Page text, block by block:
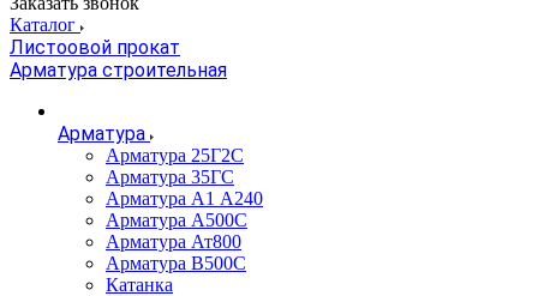
Каталог
Листоовой прокат
Арматура строительная
Арматура
Арматура 25Г2С
Арматура 35ГС
Арматура А1 А240
Арматура А500С
Арматура Ат800
Арматура В500С
Катанка